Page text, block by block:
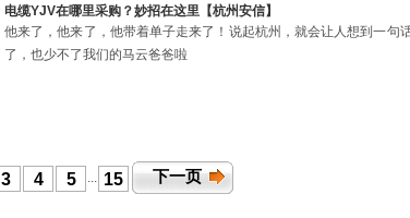
电缆YJV在哪里采购？妙招在这里【杭州安信】
他来了，他来了，他带着单子走来了！说起杭州，就会让人想到一句
了，也少不了我们的马云爸爸啦
3 4 5 ... 15 下一页